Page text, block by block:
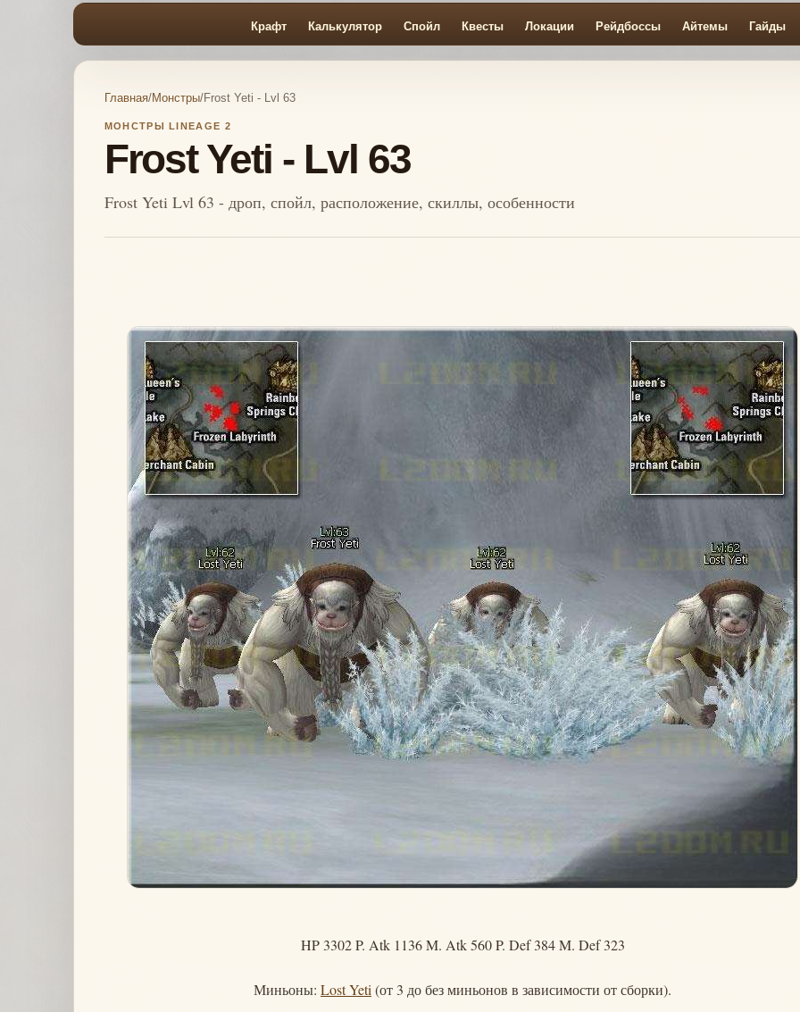
Крафт Калькулятор Спойл Квесты Локации Рейдбоссы Айтемы Гайды
Главная/Монстры/Frost Yeti - Lvl 63
МОНСТРЫ LINEAGE 2
Frost Yeti - Lvl 63
Frost Yeti Lvl 63 - дроп, спойл, расположение, скиллы, особенности
HP 3302 P. Atk 1136 M. Atk 560 P. Def 384 M. Def 323
Миньоны: Lost Yeti (от 3 до без миньонов в зависимости от сборки).